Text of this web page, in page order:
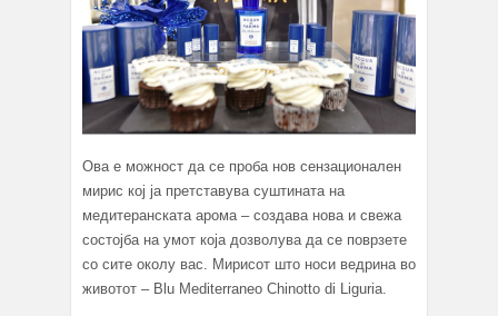
Ова е можност да се проба нов сензационален
мирис кој ја претставува суштината на
медитеранската арома – создава нова и свежа
состојба на умот која дозволува да се поврзете
со сите околу вас. Мирисот што носи ведрина во
животот – Blu Mediterraneo Chinotto di Liguria.